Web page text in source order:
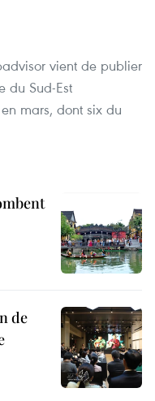
vient de publier
du Sud-Est
mars, dont six du
de